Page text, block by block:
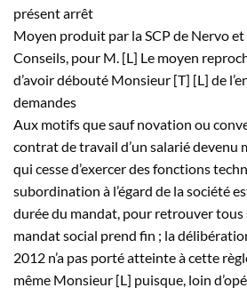
présent arrêt
Moyen produit par la SCP de Nervo
Conseils, pour M. [L] Le moyen
d’avoir débouté Monsieur [T] [L] de
demandes
Aux motifs que sauf novation ou
contrat de travail d’un salarié devenu
qui cesse d’exercer des fonctions
subordination à l’égard de la société
durée du mandat, pour retrouver tous
mandat social prend fin ; la
2012 n’a pas porté atteinte à cette
même Monsieur [L] puisque, loin